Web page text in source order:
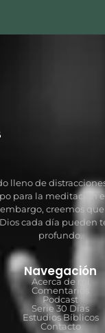
lleno de
para la meditación
creemos
cada día pueden
profundo.
Navegación
Acerca de mi
Comentarios
Podcast
Serie 30 Días
Estudios Bíblicos
Contacto